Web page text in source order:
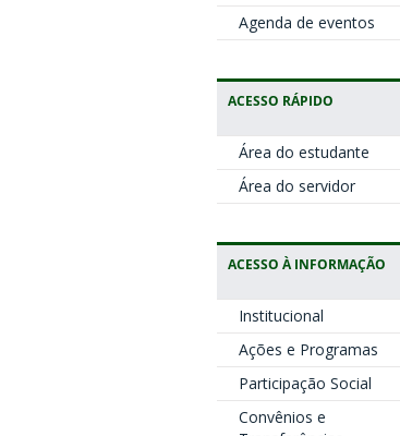
Agenda de eventos
ACESSO RÁPIDO
Área do estudante
Área do servidor
ACESSO À INFORMAÇÃO
Institucional
Ações e Programas
Participação Social
Convênios e